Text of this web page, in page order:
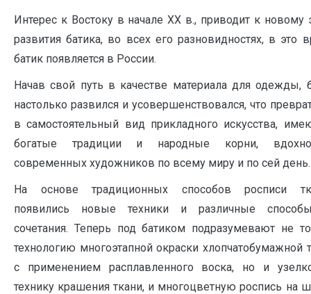
Интерес к Востоку в начале XX в., приводит к новому
развития батика, во всех его разновидностях, в это
батик появляется в России.
Начав свой путь в качестве материала для одежды,
настолько развился и усовершенствовался, что
в самостоятельный вид прикладного искусства,
богатые традиции и народные корни,
современных художников по всему миру и по сей день.
На основе традиционных способов росписи
появились новые техники и различные
сочетания. Теперь под батиком подразумевают не
технологию многоэтапной окраски хлопчатобумажной
с применением расплавленного воска, но и
технику крашения ткани, и многоцветную роспись на